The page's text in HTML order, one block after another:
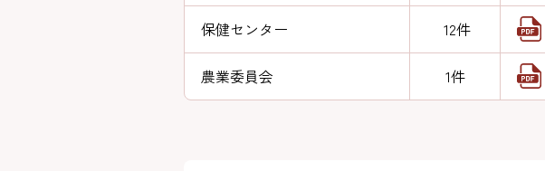
保健センター 12件
農業委員会 1件